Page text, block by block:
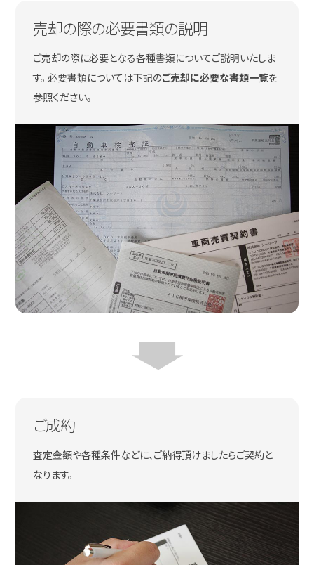
売却の際の必要書類の説明
ご売却の際に必要となる各種書類についてご説明いたしま
す。 必要書類については下記のご売却に必要な書類一覧を
参照ください。
ご成約
査定金額や各種条件などに、ご納得頂けましたらご契約と
なります。